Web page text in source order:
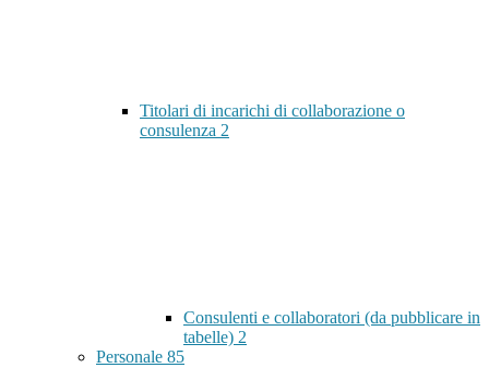
Titolari di incarichi di collaborazione o
consulenza 2
Consulenti e collaboratori (da pubblicare in
tabelle) 2
Personale 85